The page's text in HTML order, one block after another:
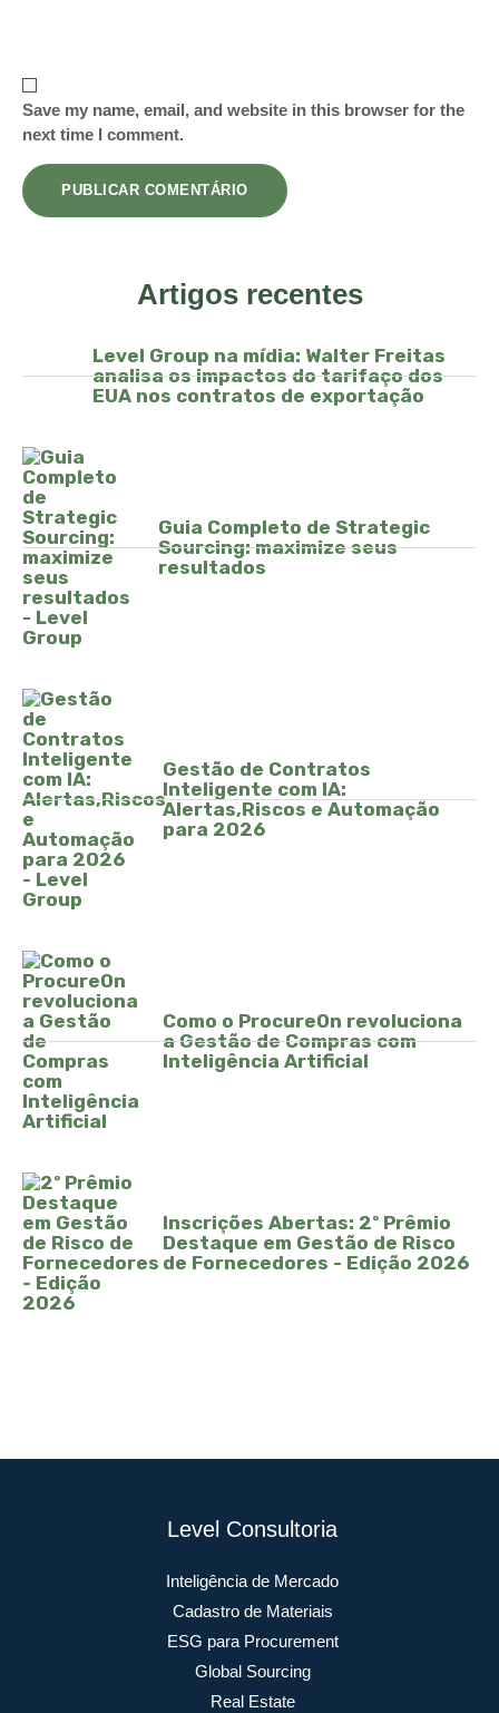
Save my name, email, and website in this browser for the
next time I comment.
Artigos recentes
Level Group na mídia: Walter Freitas
analisa os impactos do tarifaço dos
EUA nos contratos de exportação
Guia Completo de Strategic
Sourcing: maximize seus
resultados
Gestão de Contratos
Inteligente com IA:
Alertas,Riscos e Automação
para 2026
Como o ProcureOn revoluciona
a Gestão de Compras com
Inteligência Artificial
Inscrições Abertas: 2º Prêmio
Destaque em Gestão de Risco
de Fornecedores - Edição 2026
Level Consultoria
Inteligência de Mercado
Cadastro de Materiais
ESG para Procurement
Global Sourcing
Real Estate